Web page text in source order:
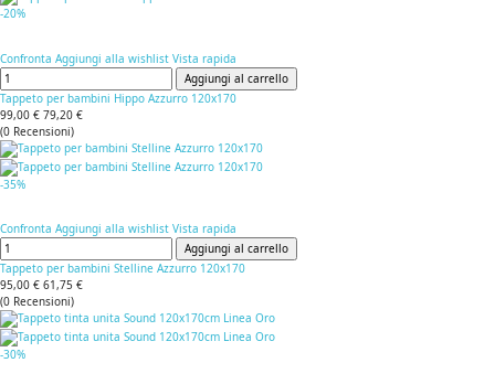
-20%
Confronta Aggiungi alla wishlist Vista rapida
Aggiungi al carrello
Tappeto per bambini Hippo Azzurro 120x170
99,00 € 79,20 €
(0 Recensioni)
-35%
Confronta Aggiungi alla wishlist Vista rapida
Aggiungi al carrello
Tappeto per bambini Stelline Azzurro 120x170
95,00 € 61,75 €
(0 Recensioni)
-30%